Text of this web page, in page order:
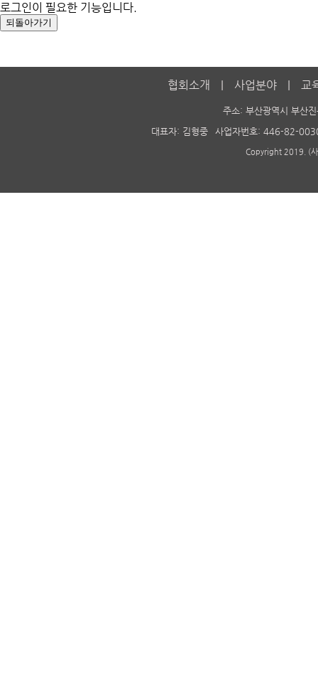
로그인이 필요한 기능입니다.
협회소개 사업분야 교
주소: 부산광역시 부산
대표자: 김형중
사업자번호: 446-82-
Copyright 2019. (사